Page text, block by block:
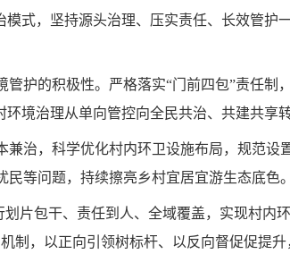
式，坚持源头治理、压实责任、长效管护
护的积极性。严格落实“门前四包”责任制
境治理从单向管控向全民共治、共建共享转
治，科学优化村内环卫设施布局，规范设
等问题，持续擦亮乡村宜居宜游生态底色。
片包干、责任到人、全域覆盖，实现村内
制，以正向引领树标杆、以反向督促促提